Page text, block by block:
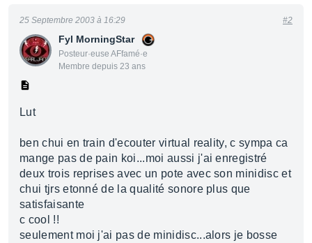
Fyl MorningStar
Posteur·euse AFfamé·e
Membre depuis 23 ans
25 Septembre 2003 à 16:29 #2
Lut
ben chui en train d'ecouter virtual reality, c sympa ca
mange pas de pain koi...moi aussi j'ai enregistré
deux trois reprises avec un pote avec son minidisc et
chui tjrs etonné de la qualité sonore plus que
satisfaisante
c cool !!
seulement moi j'ai pas de minidisc...alors je bosse